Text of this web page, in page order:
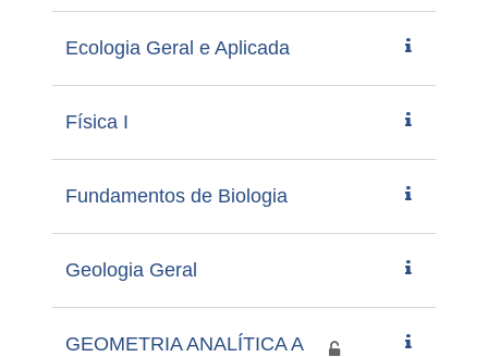
Ecologia Geral e Aplicada
Física I
Fundamentos de Biologia
Geologia Geral
GEOMETRIA ANALÍTICA A